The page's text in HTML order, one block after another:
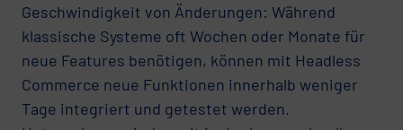
Geschwindigkeit von Änderungen: Während
klassische Systeme oft Wochen oder Monate für
neue Features benötigen, können mit Headless
Commerce neue Funktionen innerhalb weniger
Tage integriert und getestet werden.